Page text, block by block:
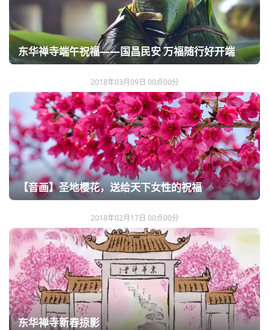
东华禅寺端午祝福——国昌民安 万福随行好开端
2018年03月09日 00点00分
【音画】圣地樱花，送给天下女性的祝福
2018年02月17日 00点00分
东华禅寺新春掠影